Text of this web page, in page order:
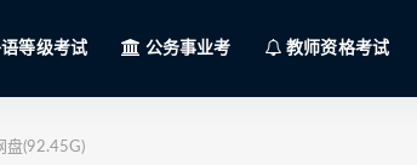
等级考试 公务事业考 教师资格考试
盘(92.45G)